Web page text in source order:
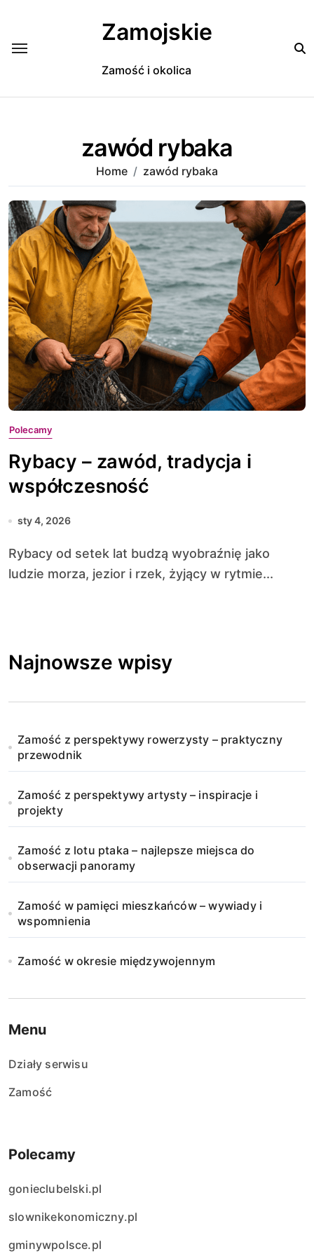
Zamojskie
Zamość i okolica
zawód rybaka
Home zawód rybaka
Polecamy
Rybacy – zawód, tradycja i
współczesność
sty 4, 2026
Rybacy od setek lat budzą wyobraźnię jako
ludzie morza, jezior i rzek, żyjący w rytmie...
Najnowsze wpisy
Zamość z perspektywy rowerzysty – praktyczny
przewodnik
Zamość z perspektywy artysty – inspiracje i
projekty
Zamość z lotu ptaka – najlepsze miejsca do
obserwacji panoramy
Zamość w pamięci mieszkańców – wywiady i
wspomnienia
Zamość w okresie międzywojennym
Menu
Działy serwisu
Zamość
Polecamy
gonieclubelski.pl
slownikekonomiczny.pl
gminywpolsce.pl